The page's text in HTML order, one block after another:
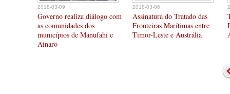
2018-03-09
Governo realiza diálogo com
as comunidades dos
municípios de Manufahi e
Ainaro
2018-03-06
Assinatura do Tratado das
Fronteiras Marítimas entre
Timor-Leste e Austrália